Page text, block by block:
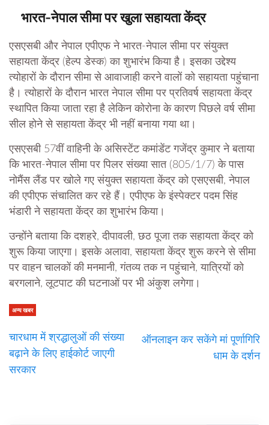
भारत-नेपाल सीमा पर खुला सहायता केंद्र
एसएसबी और नेपाल एपीएफ ने भारत-नेपाल सीमा पर संयुक्त
सहायता केंद्र (हेल्प डेस्क) का शुभारंभ किया है। इसका उद्देश्य
त्योहारों के दौरान सीमा से आवाजाही करने वालों को सहायता पहुंचाना
है। त्योहारों के दौरान भारत नेपाल सीमा पर प्रतिवर्ष सहायता केंद्र
स्थापित किया जाता रहा है लेकिन कोरोना के कारण पिछले वर्ष सीमा
सील होने से सहायता केंद्र भी नहीं बनाया गया था।
एसएसबी 57वीं वाहिनी के असिस्टेंट कमांडेंट गजेंद्र कुमार ने बताया
कि भारत-नेपाल सीमा पर पिलर संख्या सात (805/1/7) के पास
नोमैंस लैंड पर खोले गए संयुक्त सहायता केंद्र को एसएसबी, नेपाल
की एपीएफ संचालित कर रहे हैं। एपीएफ के इंस्पेक्टर पदम सिंह
भंडारी ने सहायता केंद्र का शुभारंभ किया।
उन्होंने बताया कि दशहरे, दीपावली, छठ पूजा तक सहायता केंद्र को
शुरू किया जाएगा। इसके अलावा, सहायता केंद्र शुरू करने से सीमा
पर वाहन चालकों की मनमानी, गंतव्य तक न पहुंचाने, यात्रियों को
बरगलाने, लूटपाट की घटनाओं पर भी अंकुश लगेगा।
अन्य खबर
चारधाम में श्रद्धालुओं की संख्या
बढ़ाने के लिए हाईकोर्ट जाएगी
सरकार
ऑनलाइन कर सकेंगे मां पूर्णागिरि
धाम के दर्शन